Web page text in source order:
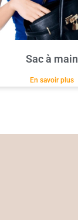
Sac à main
En savoir plus